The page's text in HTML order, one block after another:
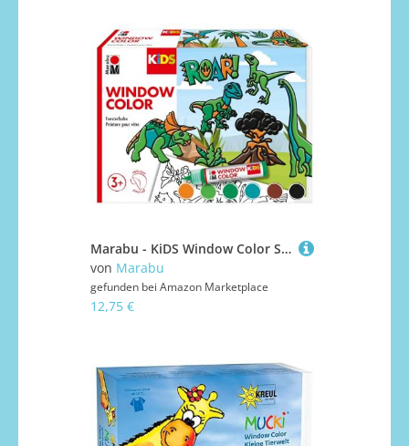
Marabu - KiDS Window Color Set Dinosaurier, 6 x 25 ml Fensterfarbe auf Wasserbasis, 2 Malvorlagen in A3 und A4, 30 Motive, für Kinder ab 3 Jahren
von Marabu
gefunden bei Amazon Marketplace
12,75 €